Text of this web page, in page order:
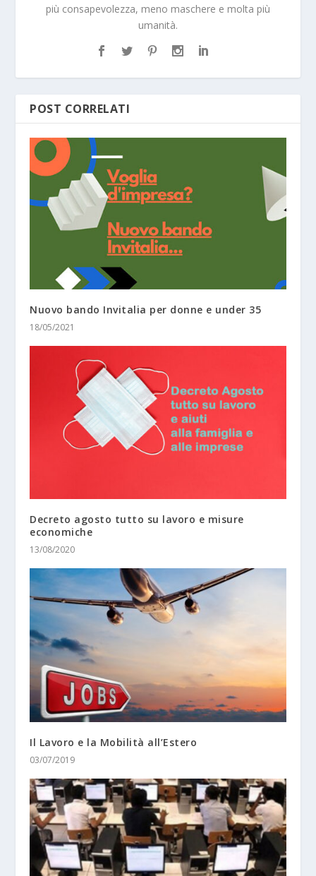
più consapevolezza, meno maschere e molta più
umanità.
POST CORRELATI
Nuovo bando Invitalia per donne e under 35
18/05/2021
Decreto agosto tutto su lavoro e misure
economiche
13/08/2020
Il Lavoro e la Mobilità all’Estero
03/07/2019